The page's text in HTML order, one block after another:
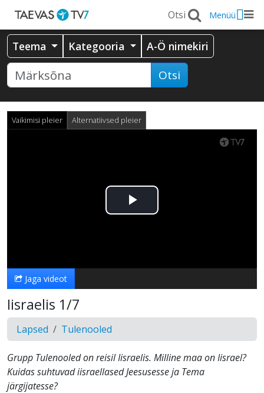
Menüü
Teema Kategooria A-Ö nimekiri
Otsi
Vaikimisi pleier Alternatiivsed pleier
Esita
Jaga videot
Iisraelis 1/7
Lapsed Tulenooled
Grupp Tulenooled on reisil Iisraelis. Milline maa on Iisrael?
Kuidas suhtuvad iisraellased Jeesusesse ja Tema
järgijatesse?